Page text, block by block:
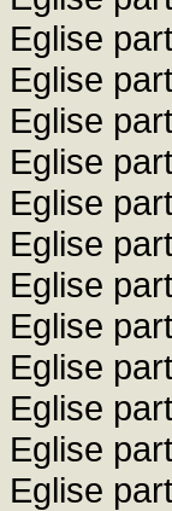
Eglise
Eglise
Eglise
Eglise
Eglise
Eglise
Eglise
Eglise
Eglise
Eglise
Eglise
Eglise